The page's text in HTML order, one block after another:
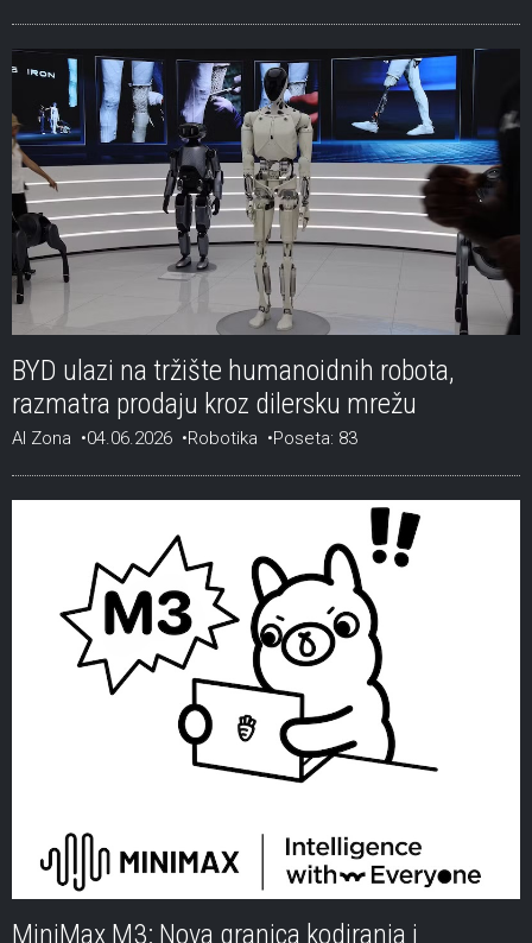
BYD ulazi na tržište humanoidnih robota,
razmatra prodaju kroz dilersku mrežu
AI Zona 04.06.2026 Robotika Poseta: 83
MiniMax M3: Nova granica kodiranja i